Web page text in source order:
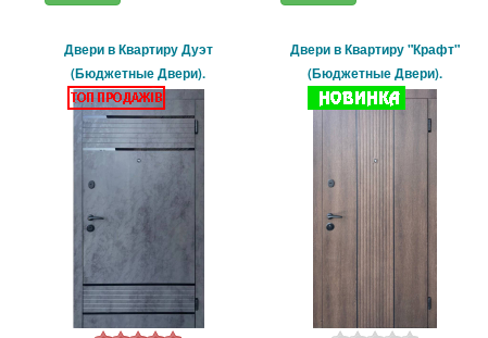
Двери в Квартиру Дуэт
(Бюджетные Двери).
Двери в Квартиру "Крафт"
(Бюджетные Двери).